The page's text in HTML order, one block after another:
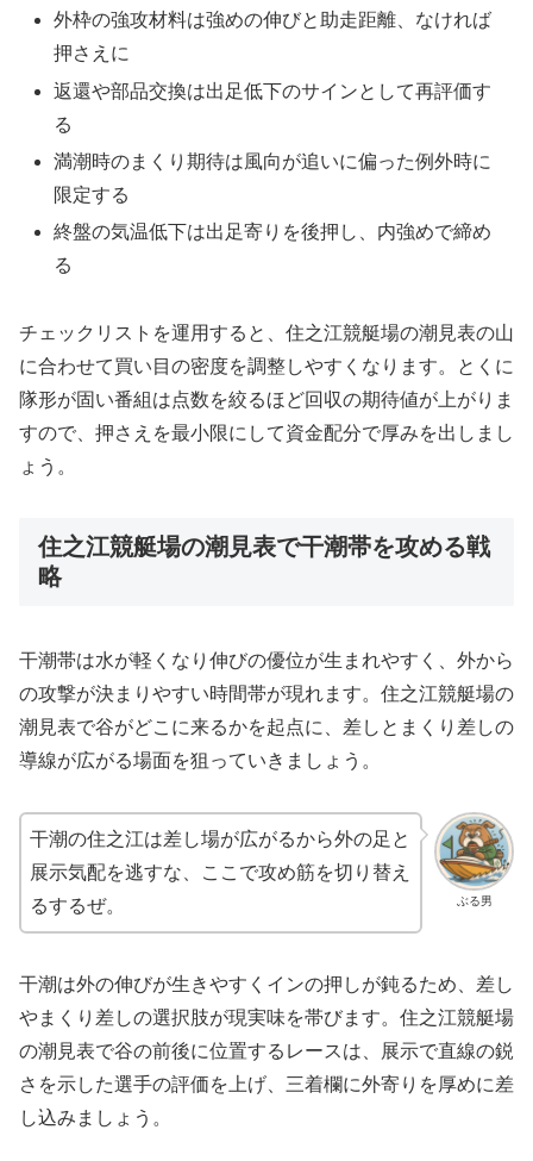
外枠の強攻材料は強めの伸びと助走距離、なければ
押さえに
返還や部品交換は出足低下のサインとして再評価す
る
満潮時のまくり期待は風向が追いに偏った例外時に
限定する
終盤の気温低下は出足寄りを後押し、内強めで締め
る
チェックリストを運用すると、住之江競艇場の潮見表の山
に合わせて買い目の密度を調整しやすくなります。とくに
隊形が固い番組は点数を絞るほど回収の期待値が上がりま
すので、押さえを最小限にして資金配分で厚みを出しまし
ょう。
住之江競艇場の潮見表で干潮帯を攻める戦
略
干潮帯は水が軽くなり伸びの優位が生まれやすく、外から
の攻撃が決まりやすい時間帯が現れます。住之江競艇場の
潮見表で谷がどこに来るかを起点に、差しとまくり差しの
導線が広がる場面を狙っていきましょう。
ぶる男
干潮の住之江は差し場が広がるから外の足と
展示気配を逃すな、ここで攻め筋を切り替え
るするぜ。
干潮は外の伸びが生きやすくインの押しが鈍るため、差し
やまくり差しの選択肢が現実味を帯びます。住之江競艇場
の潮見表で谷の前後に位置するレースは、展示で直線の鋭
さを示した選手の評価を上げ、三着欄に外寄りを厚めに差
し込みましょう。